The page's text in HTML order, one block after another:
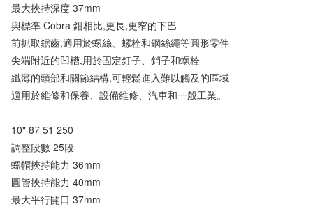
最大挾持深度 37mm
與標準 Cobra 鉗相比,更長,更窄的下巴
前抓取鋸齒,適用於螺絲、螺栓和鋼絲繩等圓形零件
尖端附近的凹槽,用於固定釘子、銷子和螺栓
纖薄的頭部和關節結構,可輕鬆進入難以觸及的區域
適用於維修和保養、設備維修、汽車和一般工業。
10" 87 51 250
調整段數 25段
螺帽挾持能力 36mm
圓管挾持能力 40mm
最大平行開口 37mm